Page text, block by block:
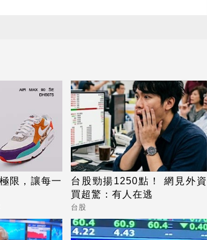
限，讓每一
台股勁揚1250點！ 網見外資
買超驚：有人在逃
台股